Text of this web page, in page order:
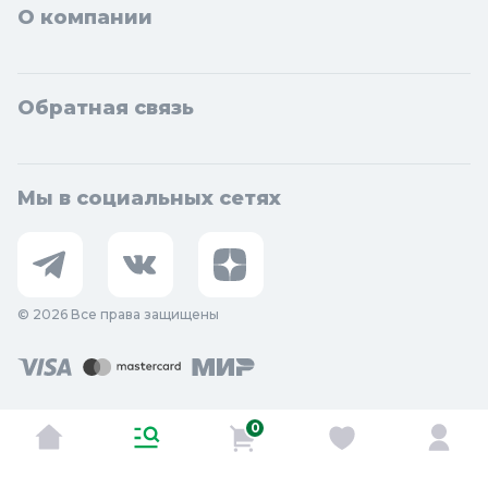
О компании
Обратная связь
Мы в социальных сетях
© 2026 Все права защищены
0